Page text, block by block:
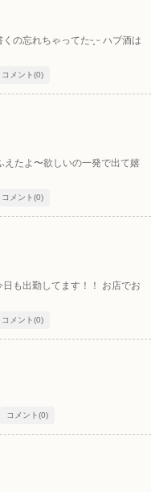
の忘れちゃってたᵕ̩̩ ᵕ ハブ酒は
コメント(0)
えたよ〜欲しいの一発で出て嬉
コメント(0)
日も出勤してます！！ お店でお
コメント(0)
コメント(0)